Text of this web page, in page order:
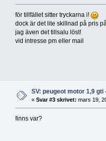
för tillfället sitter tryckarna i!
dock är det lite skillnad på pris
jag även det tillsalu löst!
vid intresse pm eller mail
SV: peugeot motor 1,9 gti
« Svar #3 skrivet: mars 19,
finns var?